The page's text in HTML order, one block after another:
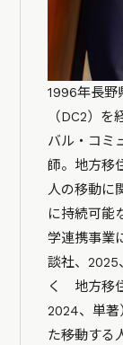
1996年長野
（DC2）
バル・コミ
師。地方移
人の移動に
に持続可能
学連携事業
談社、2025
く 地方移
2024、単著
た――移動す